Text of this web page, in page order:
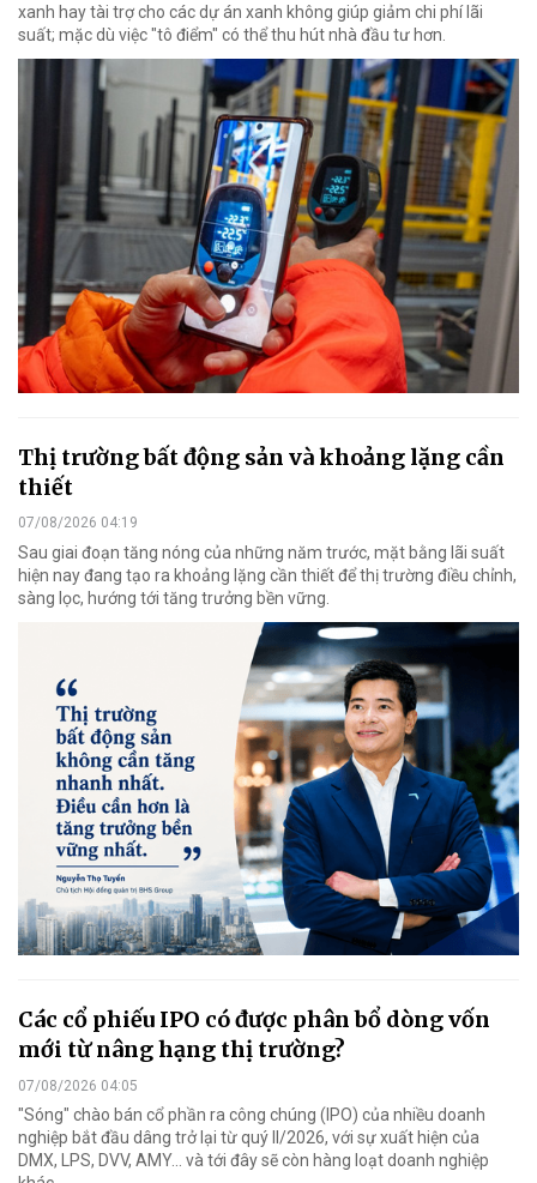
xanh hay tài trợ cho các dự án xanh không giúp giảm chi phí lãi
suất; mặc dù việc "tô điểm" có thể thu hút nhà đầu tư hơn.
Thị trường bất động sản và khoảng lặng cần
thiết
07/08/2026 04:19
Sau giai đoạn tăng nóng của những năm trước, mặt bằng lãi suất
hiện nay đang tạo ra khoảng lặng cần thiết để thị trường điều chỉnh,
sàng lọc, hướng tới tăng trưởng bền vững.
Các cổ phiếu IPO có được phân bổ dòng vốn
mới từ nâng hạng thị trường?
07/08/2026 04:05
"Sóng" chào bán cổ phần ra công chúng (IPO) của nhiều doanh
nghiệp bắt đầu dâng trở lại từ quý II/2026, với sự xuất hiện của
DMX, LPS, DVV, AMY... và tới đây sẽ còn hàng loạt doanh nghiệp